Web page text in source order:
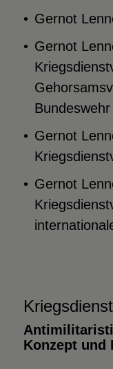
Gernot
Gernot
Bundeswehr
Gernot
Gernot
Konzept und